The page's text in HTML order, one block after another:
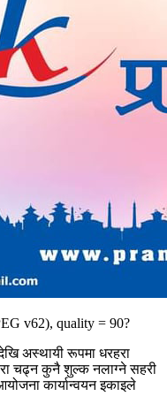
v62), quality = 90?
अस्थायी रूपमा धरहरा
चढ्न कुनै शुल्क नलाग्ने सहरी
कार्यान्वयन इकाइले